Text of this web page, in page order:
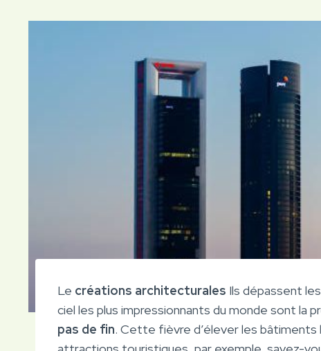
Le créations architecturales Ils dépassent
ciel les plus impressionnants du monde sont la
pas de fin. Cette fièvre d’élever les bâtiments